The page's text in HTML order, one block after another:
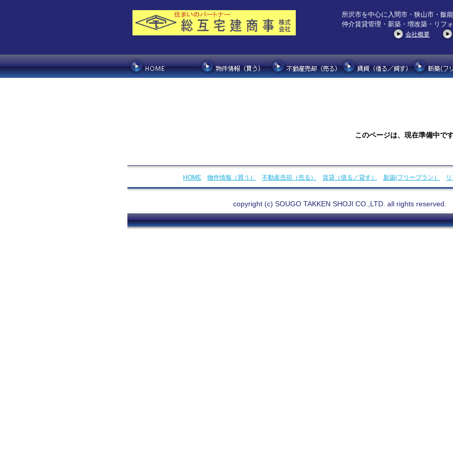
所沢市を中心に入間市・狭山市・飯
仲介賃貸管理・新築・増改築・リフ
会社概要
このページは、現在準備中です
HOME 物件情報（買う） 不動産売却（売る） 賃貸（借る／貸す） 新築(フリープラン）
copyright (c) SOUGO TAKKEN SHOJI CO.,LTD. all rights reserved.